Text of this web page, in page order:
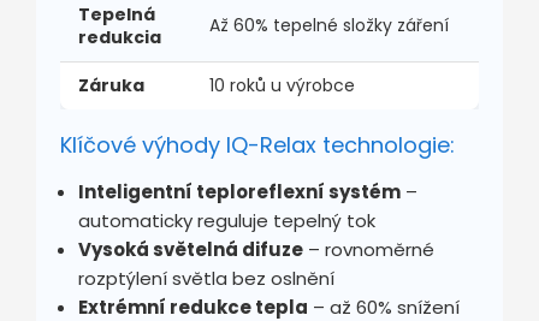
Tepelná
redukcia
Až 60% tepelné složky záření
Záruka 10 roků u výrobce
Klíčové výhody IQ-Relax technologie:
Inteligentní teploreflexní systém –
automaticky reguluje tepelný tok
Vysoká světelná difuze – rovnoměrné
rozptýlení světla bez oslnění
Extrémní redukce tepla – až 60% snížení